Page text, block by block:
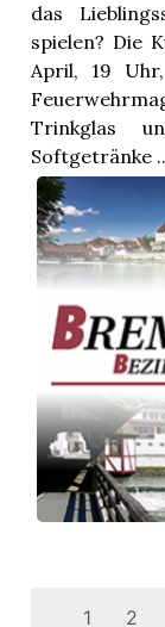
das
spielen? Die
April, 19
Trinkglas
Softgetränke
1 2